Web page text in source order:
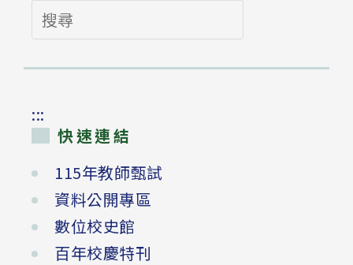
搜
尋
:::
快速連結
115年教師甄試
資料公開專區
數位校史館
百年校慶特刊